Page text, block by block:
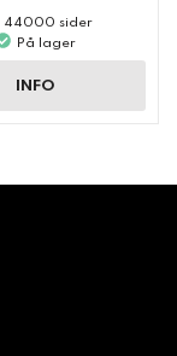
44000 sider
På lager
INFO